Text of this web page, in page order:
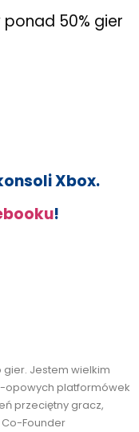
50% gier
Xbox.
!
Jestem wielkim
opowych platformówek
przeciętny gracz,
Founder